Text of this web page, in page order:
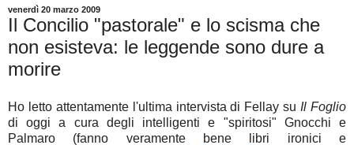
venerdì 20 marzo 2009
Il Concilio "pastorale" e lo scisma che
non esisteva: le leggende sono dure a
morire
Ho letto attentamente l'ultima intervista di Fellay su Il Foglio
di oggi a cura degli intelligenti e "spiritosi" Gnocchi e
Palmaro (fanno veramente bene libri ironici e